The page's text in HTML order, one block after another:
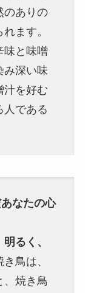
のありの
ます。
味と味噌
み深い味
汁を好む
人である
なたの心
明るく、
鳥は、
、焼き鳥